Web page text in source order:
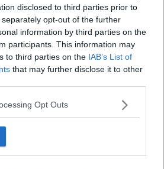
disclosed to third parties prior to
opt-out of the further
information by third parties on the
participants. This information may
to third parties on the IAB’s List of
that may further disclose it to other
Opt Outs
o consuma i riti collettivi
a guerra civile
baltici
di Roger Waters e la propaganda di
veicolata dai media
l’Uomo è un automa
vs l’hasbarà dei sionisti
sociologico della propaganda di
e chi vuole armarsi